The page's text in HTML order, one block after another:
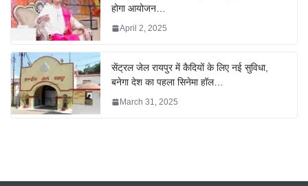
होगा आयोजन…
April 2, 2025
सेंट्रल जेल रायपुर में कैदियों के लिए नई सुविधा,
बनेगा देश का पहला सिनेमा हॉल…
March 31, 2025